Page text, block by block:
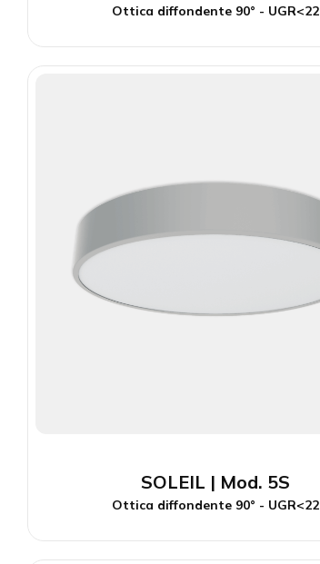
Ottica diffondente 90° - UGR<22
SOLEIL | Mod. 5S
Ottica diffondente 90° - UGR<22